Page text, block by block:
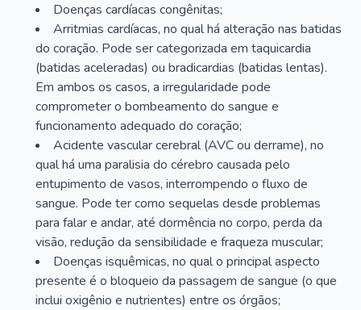
Doenças cardíacas congênitas;
Arritmias cardíacas, no qual há alteração nas batidas
do coração. Pode ser categorizada em taquicardia
(batidas aceleradas) ou bradicardias (batidas lentas).
Em ambos os casos, a irregularidade pode
comprometer o bombeamento do sangue e
funcionamento adequado do coração;
Acidente vascular cerebral (AVC ou derrame), no
qual há uma paralisia do cérebro causada pelo
entupimento de vasos, interrompendo o fluxo de
sangue. Pode ter como sequelas desde problemas
para falar e andar, até dormência no corpo, perda da
visão, redução da sensibilidade e fraqueza muscular;
Doenças isquêmicas, no qual o principal aspecto
presente é o bloqueio da passagem de sangue (o que
inclui oxigênio e nutrientes) entre os órgãos;